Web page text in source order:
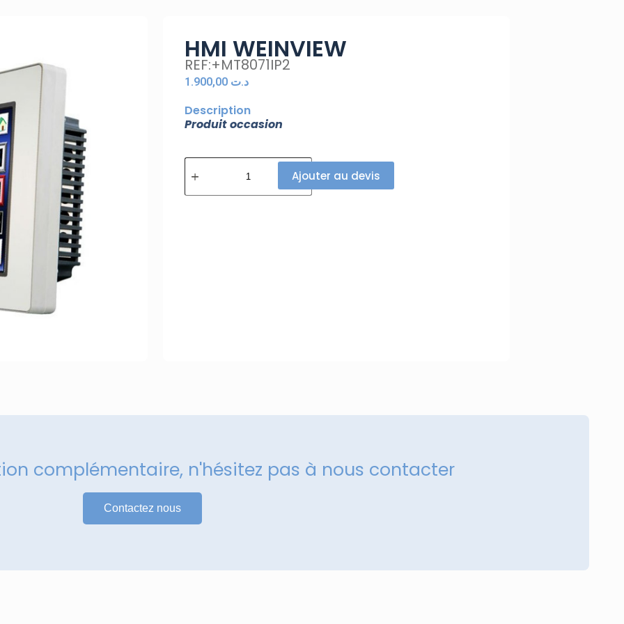
HMI WEINVIEW
REF:+MT8071IP2
د.ت
Description
Produit occasion
Ajouter au devis
complémentaire, n'hésitez pas à nous contacter
Contactez nous